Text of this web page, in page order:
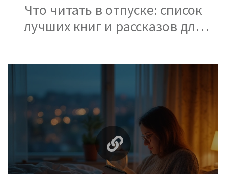
Что читать в отпуске: список
лучших книг и рассказов для